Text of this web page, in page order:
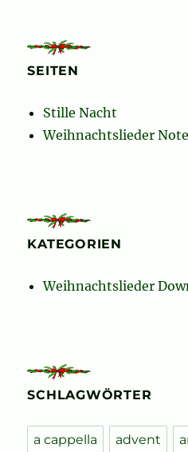
SEITEN
Stille Nacht
Weihnachtslieder
KATEGORIEN
Weihnachtslieder
SCHLAGWÖRTER
a cappella advent